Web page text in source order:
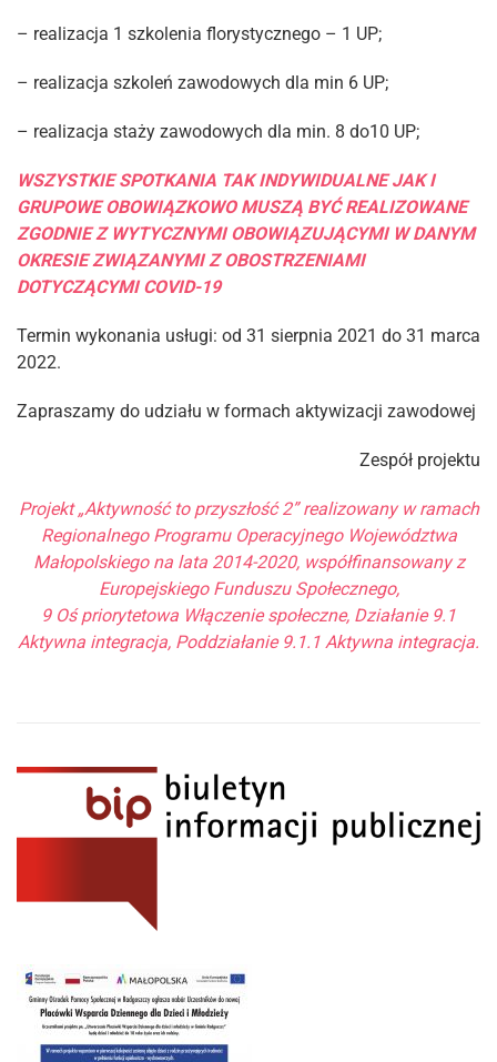
– realizacja 1 szkolenia florystycznego – 1 UP;
– realizacja szkoleń zawodowych dla min 6 UP;
– realizacja staży zawodowych dla min. 8 do10 UP;
WSZYSTKIE SPOTKANIA TAK INDYWIDUALNE JAK I
GRUPOWE OBOWIĄZKOWO MUSZĄ BYĆ REALIZOWANE
ZGODNIE Z WYTYCZNYMI OBOWIĄZUJĄCYMI W DANYM
OKRESIE ZWIĄZANYMI Z OBOSTRZENIAMI
DOTYCZĄCYMI COVID-19
Termin wykonania usługi: od 31 sierpnia 2021 do 31 marca
2022.
Zapraszamy do udziału w formach aktywizacji zawodowej
Zespół projektu
Projekt „Aktywność to przyszłość 2” realizowany w ramach
Regionalnego Programu Operacyjnego Województwa
Małopolskiego na lata 2014-2020, współfinansowany z
Europejskiego Funduszu Społecznego,
9 Oś priorytetowa Włączenie społeczne, Działanie 9.1
Aktywna integracja, Poddziałanie 9.1.1 Aktywna integracja.